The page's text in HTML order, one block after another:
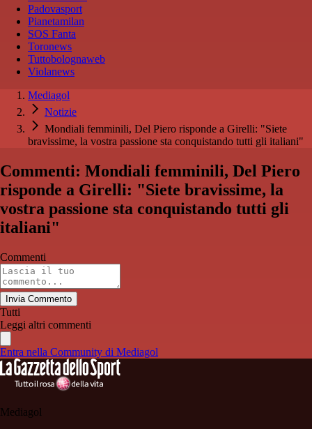
Padovasport
Pianetamilan
SOS Fanta
Toronews
Tuttobolognaweb
Violanews
Mediagol
Notizie
Mondiali femminili, Del Piero risponde a Girelli: "Siete
bravissime, la vostra passione sta conquistando tutti gli italiani"
Commenti: Mondiali femminili, Del Piero
risponde a Girelli: "Siete bravissime, la
vostra passione sta conquistando tutti gli
italiani"
Commenti
Invia Commento
Tutti
Leggi altri commenti
Entra nella Community di Mediagol
Mediagol